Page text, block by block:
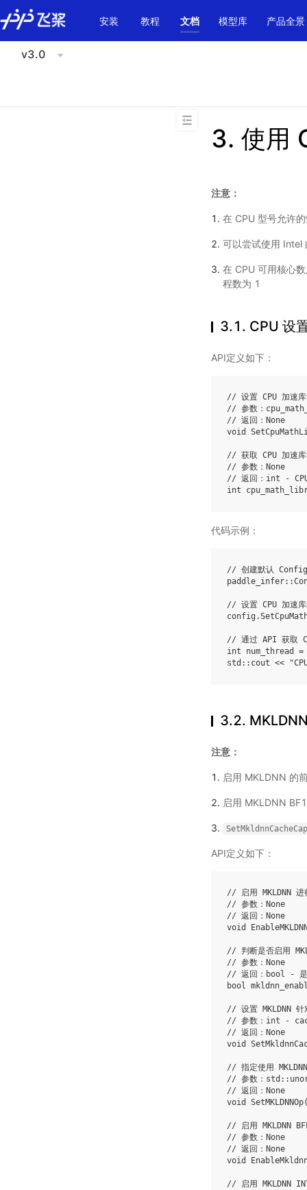
\u200E
安装
教程 文档 模型库 产品全景
v3.0
3. 使用
注意：
在 CPU 型号允许
可以尝试使用 Intel
在 CPU 可用核心
程数为 1
3.1. CPU 设
API定义如下：
// 设置 CPU 加速库
// 参数：
// 返回：None
void
// 获取 CPU 加速库
// 参数：None
// 返回：int - CPU
int
代码示例：
// 创建默认
paddle_infer::
// 设置 CPU 加速
config .
// 通过 API 获取
int
num_thread
=
std :: cout <<
3.2.
注意：
启用 MKLDNN 的
启用 MKLDNN
API定义如下：
// 启用 MKLDNN 进
// 参数：None
// 返回：None
void
// 判断是否启用
// 参数：None
// 返回：bool - 是
bool
// 设置 MKLDNN
// 参数：int -
// 返回：None
void
// 指定使用
// 参数：
// 返回：None
void
SetMKLDNNOp
// 启用 MKLDNN
// 参数：None
// 返回：None
void
// 启用 MKLDNN